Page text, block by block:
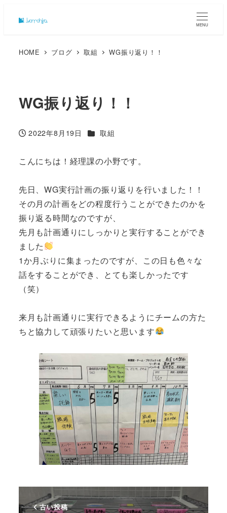
MENU
HOME ブログ 取組 WG振り返り！！
WG振り返り！！
投稿日
2022年8月19日 カテゴリー
取組
こんにちは！経理課の小野です。
先日、WG実行計画の振り返りを行いました！！
その月の計画をどの程度行うことができたのかを
振り返る時間なのですが、
先月も計画通りにしっかりと実行することができ
ました
1か月ぶりに集まったのですが、この日も色々な
話をすることができ、とても楽しかったです
（笑）
来月も計画通りに実行できるようにチームの方た
ちと協力して頑張りたいと思います
古い投稿